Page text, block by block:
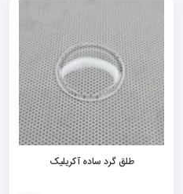
طلق گرد ساده آکریلیک